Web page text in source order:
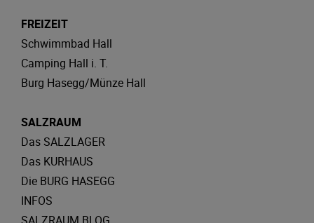
FREIZEIT
Schwimmbad Hall
Camping Hall i. T.
Burg Hasegg/Münze Hall
SALZRAUM
Das SALZLAGER
Das KURHAUS
Die BURG HASEGG
INFOS